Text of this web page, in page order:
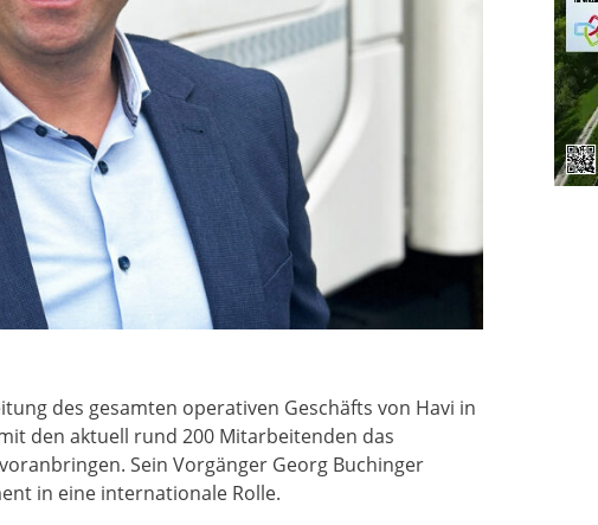
des gesamten operativen Geschäfts von Havi in
den aktuell rund 200 Mitarbeitenden das
Sein Vorgänger Georg Buchinger
in eine internationale Rolle.